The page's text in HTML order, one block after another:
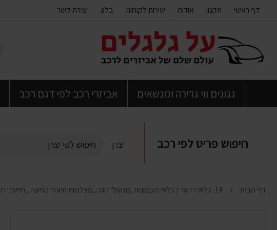
דף ראשי תקנון אודות שירות לקוחות בלוג יצירת קשר
גגונים ווי גרירה ומנשאים אביזרי רכב לפי דגם רכב
חיפוש פריט לפי רכב יצרן
דף הבית 14- גלאי רדאר / גלאי מכמונות ,מנעולי הגה ,מצלמות תיעוד נסיעה , חיישני רוורס , מיגון ובטיחות לרכב